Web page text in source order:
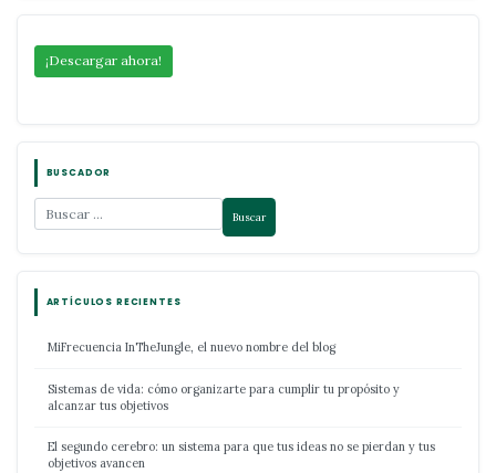
¡Descargar ahora!
BUSCADOR
ARTÍCULOS RECIENTES
MiFrecuencia InTheJungle, el nuevo nombre del blog
Sistemas de vida: cómo organizarte para cumplir tu propósito y
alcanzar tus objetivos
El segundo cerebro: un sistema para que tus ideas no se pierdan y tus
objetivos avancen